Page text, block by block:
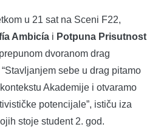
u 21 sat na Sceni F22,
Ambicía i Potpuna Prisutnost
dvoranom drag
“Stavljanjem sebe u drag pitamo
Akademije i otvaramo
potencijale”, ističu iza
stoje student 2. god.